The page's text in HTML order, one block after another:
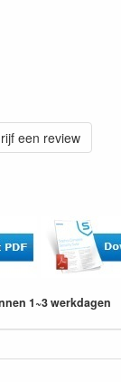
een review
1~3 werkdagen